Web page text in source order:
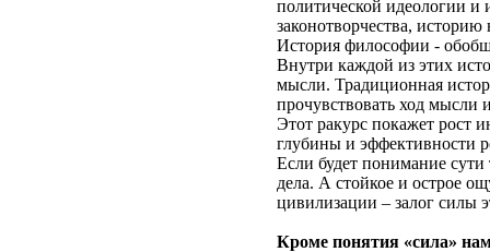
политической идеологии
законотворчества,
История философии -
Внутри каждой из этих
мысли. Традиционная
прочувствовать ход мысли
Этот ракурс покажет рост
глубины и эффективности
Если будет понимание
дела. А стойкое и острое
цивилизации – залог силы
Кроме понятия «сила»